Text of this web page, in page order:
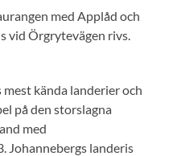
med Applåd och
vid Örgrytevägen rivs.
kända landerier och
på den storslagna
med
Johannebergs landeris